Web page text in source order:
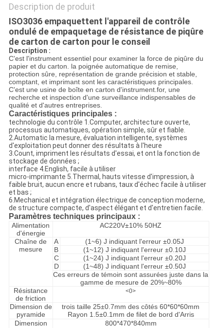
DE
CONFIDENTIALITÉ
Description de produit
ISO3036 empaquettent l'appareil de contrôle
ondulé de empaquetage de résistance de piqûre
de carton de carton pour le conseil
Description :
C'est l'instrument essentiel pour examiner la force de piqûre du
papier et du carton. la poignée automatique de remise,
protection sûre, représentation de grande précision et stable,
comptant, et imprimant sont les caractéristiques principales.
C'est une usine de boîte en carton d'instrument.for, une
recherche et inspection d'une surveillance indispensables de
qualité et d'autres entreprises.
Caractéristiques principales :
technologie du contrôle 1.Computer, architecture ouverte,
processus automatiques, opération simple, sûr et fiable.
2.Automatic la mesure, évaluation intelligente, systèmes
d'exploitation peut donner des résultats à l'heure
3.Count, impriment les résultats d'essai, et ont la fonction de
stockage de données ;
interface 4.English, facile à utiliser
micro-imprimante 5.Thermal, hauts vitesse d'impression, à
faible bruit, aucun encre et rubans, taux d'échec facile à utiliser
et bas ;
6.Mechanical et intégration électrique de conception moderne,
de structure compacte, d'aspect élégant et d'entretien facile.
Paramètres techniques principaux :
Alimentation
d'énergie
AC220V±10% 50HZ
Chaîne de
mesure
A
(1~6) J indiquant l'erreur ±0.05J
B
(1~12) J indiquant l'erreur ±0.10J
C
(1~24) J indiquant l'erreur ±0.20J
D
(1~48) J indiquant l'erreur ±0.50J
Ces erreurs de témoin sont assurées juste dans la
gamme de mesure de 20%~80%
Résistance
de friction
<0>
Dimension de
pyramide
trois taille 25±0.7mm des côtés 60*60*60mm
Rayon 1.5±0.1mm de filet de bord d'Arris
Dimension
800*470*840mm